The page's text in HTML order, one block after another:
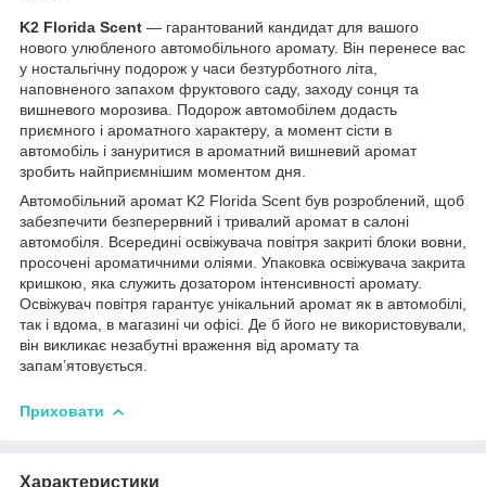
K2 Florida Scent — гарантований кандидат для вашого
нового улюбленого автомобільного аромату. Він перенесе вас
у ностальгічну подорож у часи безтурботного літа,
наповненого запахом фруктового саду, заходу сонця та
вишневого морозива. Подорож автомобілем додасть
приємного і ароматного характеру, а момент сісти в
автомобіль і зануритися в ароматний вишневий аромат
зробить найприємнішим моментом дня.
Автомобільний аромат K2 Florida Scent був розроблений, щоб
забезпечити безперервний і тривалий аромат в салоні
автомобіля. Всередині освіжувача повітря закриті блоки вовни,
просочені ароматичними оліями. Упаковка освіжувача закрита
кришкою, яка служить дозатором інтенсивності аромату.
Освіжувач повітря гарантує унікальний аромат як в автомобілі,
так і вдома, в магазині чи офісі. Де б його не використовували,
він викликає незабутні враження від аромату та
запам’ятовується.
Приховати
Характеристики